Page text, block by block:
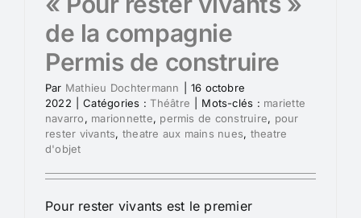
de la compagnie
Permis de construire
Par Mathieu Dochtermann
16 octobre
2022
Catégories :Théâtre Mots-clés : mariette
navarro, marionnette, permis de construire, pour
rester vivants, theatre aux mains nues, theatre
d'objet
Pour rester vivants est le premier